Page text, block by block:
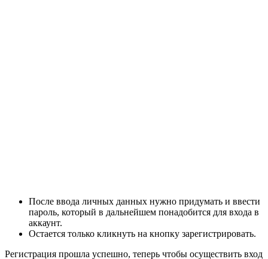
После ввода личных данных нужно придумать и ввести
пароль, который в дальнейшем понадобится для входа в
аккаунт.
Остается только кликнуть на кнопку зарегистрировать.
Регистрация прошла успешно, теперь чтобы осуществить вход